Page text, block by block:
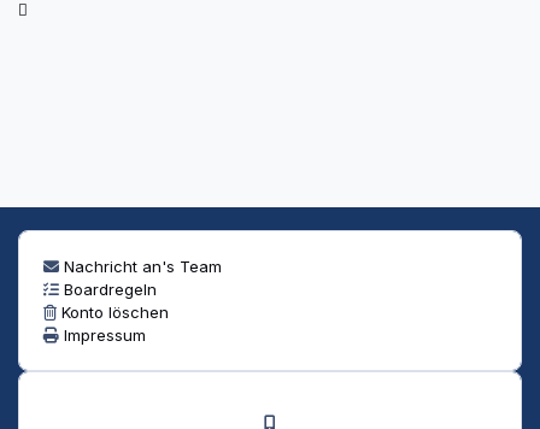
Nachricht an's Team
Boardregeln
Konto löschen
Impressum